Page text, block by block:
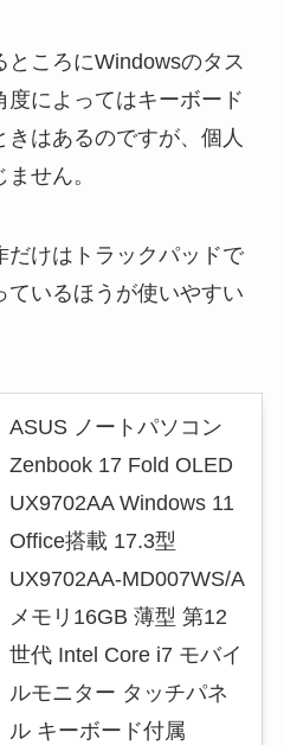
ころにWindowsのタス
度によってはキーボード
はあるのですが、個人
せん。
だけはトラックパッドで
ているほうが使いやすい
ASUS ノートパソコン
Zenbook 17 Fold OLED
UX9702AA Windows 11
Office搭載 17.3型
UX9702AA-MD007WS/A
メモリ16GB 薄型 第12
世代 Intel Core i7 モバイ
ルモニター タッチパネ
ル キーボード付属